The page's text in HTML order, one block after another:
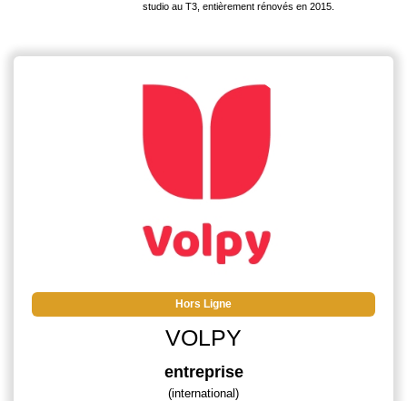
studio au T3, entièrement rénovés en 2015.
moins de 400 m de la plage, la Résidence
Capu Seninu propose 20 appartements du
studio au T3, entièrement rénovés en 2015.
Hors Ligne
VOLPY
entreprise
(international)